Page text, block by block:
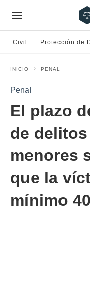
Civil Protección de
INICIO PENAL
Penal
El plazo
de
menores
que la
mínimo